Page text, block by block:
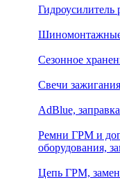
Гидроусилитель
Сезонное
Свечи
AdBlue, заправка
Ремни ГРМ и
оборудования,
Цепь ГРМ,